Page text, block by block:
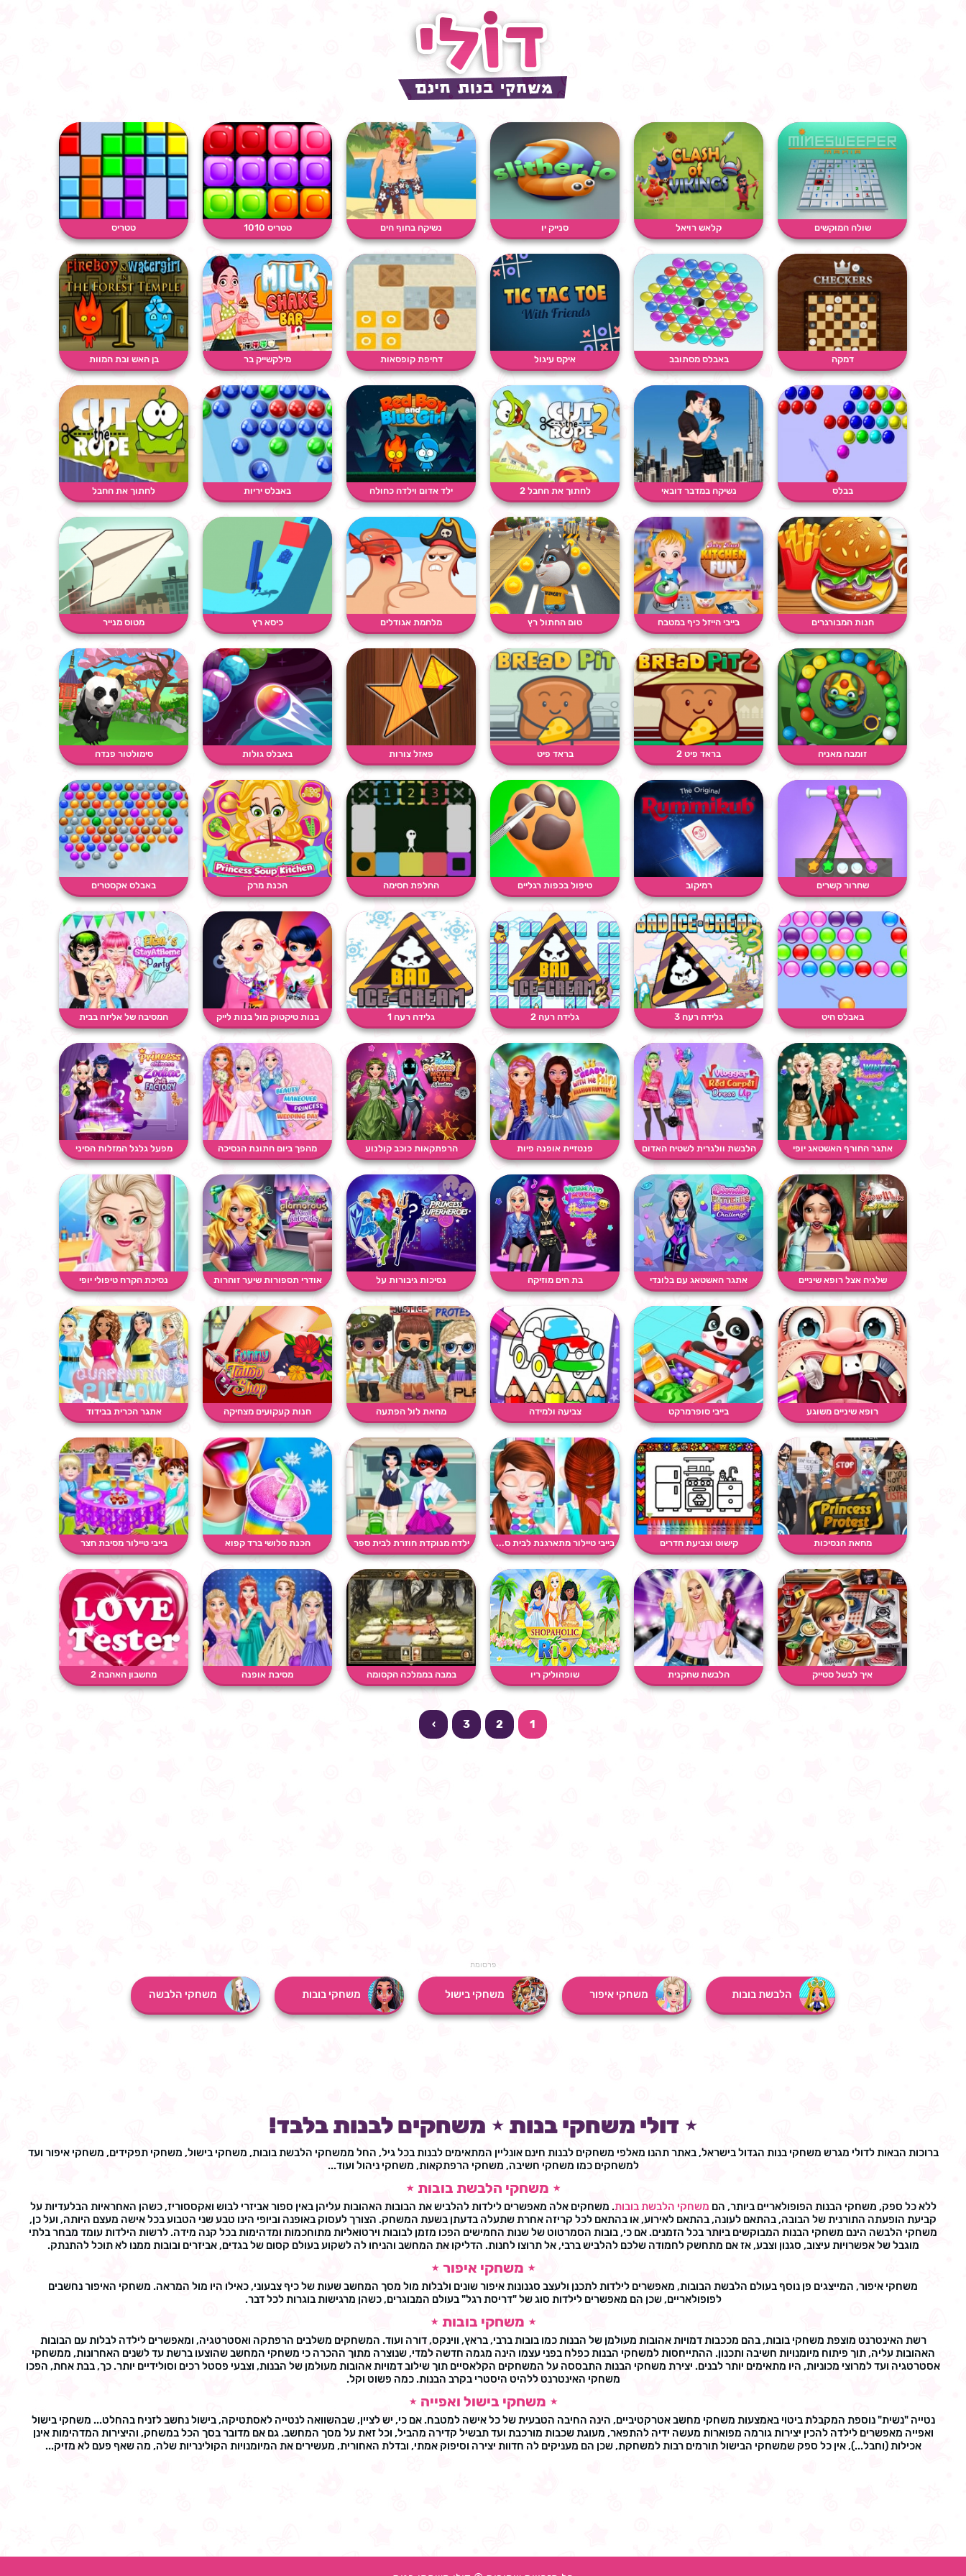
שולה המוקשים קלאש רויאל סנייק יו נשיקה בחוף הים טטריס 1010 טטריס
דמקה באבלס מסתובב איקס עיגול דחיפת קופסאות מילקשייק בר בן האש ובת המוות
בבלס נשיקה במדבר דובאי לחתוך את החבל 2 ילד אדום וילדה כחולה באבלס יריות לחתוך את החבל
חנות המבורגרים בייבי הייזל כיף במטבח טום החתול רץ מלחמת אגודלים כיסא רץ מטוס מנייר
זומבה מאניה בראד פיט 2 בראד פיט פאזל צורות באבלס גולות סימולטור פנדה
שחרור קשרים רמיקוב טיפול בכפות רגליים החלפת חסימה הכנת מרק באבלס אקסטרים
באבלס היט גלידה רעה 3 גלידה רעה 2 גלידה רעה 1 בנות טיקטוק מול בנות לייק המסיבה של אליזה בבית
אתגר החורף האשטאג יופי הלבשת וולגרית לשטיח האדום פנטזיית אופנה פיות
הרפתקאות כוכב קולנוע
נסיכו�...
מהפך ביום חתונת הנסיכה מפעל גלגל המזלות הסיני
שלגיה אצל רופא שיניים אתגר האשטאג עם בלונדי בת הים מוזיקה נסיכות גיבורות על אודרי תספורות שיער זוהרות נסיכת הקרח טיפולי יופי
רופא שיניים משוגע בייבי סופרמרקט צביעה ולמידה מחאת לול הפתעה חנות קעקועים מצחיקה אתגר הכרית בבידוד
מחאת הנסיכות קישוט וצביעת חדרים בייבי טיילור מתארגנת לבית ס... ילדה מנוקדת חוזרת לבית ספר הכנת סלושי ברד קפוא בייבי טיילור מסיבת חצר
איך לבשל סטייק הלבשת שחקנית שופהוליק ריו במבה בממלכה הקסומה מסיבת אופנה מחשבון האהבה 2
1
2
3
›
פרסומת
הלבשת בובות משחקי איפור משחקי בישול משחקי בובות משחקי הלבשה
⋆ דולי משחקי בנות ⋆ משחקים לבנות בלבד!
ברוכות הבאות לדולי מגרש משחקי בנות הגדול בישראל, באתר תהנו מאלפי משחקים לבנות חינם אונליין המתאימים לבנות בכל גיל, החל ממשחקי הלבשת בובות, משחקי בישול, משחקי תפקידים, משחקי איפור ועד
למשחקים כמו משחקי חשיבה, משחקי הרפתקאות, משחקי ניהול ועוד...
⋆ משחקי הלבשת בובות ⋆
ללא כל ספק, משחקי הבנות הפופולאריים ביותר, הם משחקי הלבשת בובות. משחקים אלה מאפשרים לילדות להלביש את הבובות האהובות עליהן באין ספור אביזרי לבוש ואקססוריז, כשהן האחראיות הבלעדיות על
קביעת הופעתה התורנית של הבובה, בהתאם לעונה, בהתאם לאירוע, או בהתאם לכל קריזה אחרת שתעלה בדעתן בשעת המשחק. הצורך לעסוק באופנה וביופי הינו טבע שני הטבוע בכל אישה מעצם היותה, ועל כן,
משחקי הלבשה הינם משחקי הבנות המבוקשים ביותר בכל הזמנים. אם כי, בובות הסמרטוט של שנות החמישים הפכו מזמן לבובות וירטואליות מתוחכמות ומדהימות בכל קנה מידה. לרשות הילדות עומד מבחר בלתי
מוגבל של אפשרויות עיצוב, סגנון וצבע, אז אם מתחשק לחמודה שלכם להלביש ברבי, אל תרוצו לחנות. הדליקו את המחשב והניחו לה לשקוע בעולם קסום של בגדים, אביזרים ובובות ממנו לא תוכל להתנתק.
⋆ משחקי איפור ⋆
משחקי איפור, המייצגים פן נוסף בעולם הלבשת הבובות, מאפשרים לילדות לתכנן ולעצב סגנונות איפור שונים ולבלות מול מסך המחשב שעות של כיף צבעוני, כאילו היו מול המראה. משחקי האיפור נחשבים
לפופולאריים, שכן הם מאפשרים לילדות סוג של "דריסת רגל" בעולם המבוגרים, כשהן מרגישות בוגרות לכל דבר.
⋆ משחקי בובות ⋆
רשת האינטרנט מוצפת משחקי בובות, בהם מככבות דמויות אהובות מעולמן של הבנות כמו בובות ברבי, בראץ, ווינקס, דורה ועוד. המשחקים משלבים הרפתקה ואסטרטגיה, ומאפשרים לילדה לבלות עם הבובות
האהובות עליה, תוך פיתוח מיומנויות חשיבה ותכנון. ההתייחסות למשחקי הבנות כפלח בפני עצמו הינה מגמה חדשה למדי, שנוצרה מתוך ההכרה כי משחקי המחשב שהוצעו ברשת עד לשנים האחרונות, ממשחקי
אסטרטגיה ועד למרוצי מכוניות, היו מתאימים יותר לבנים. יצירת משחקי הבנות התבססה על המשחקים הקלאסיים תוך שילוב דמויות אהובות מעולמן של הבנות, וצבעי פסטל רכים וסולידיים יותר. כך, בבת אחת, הפכו
משחקי האינטרנט ללהיט היסטרי בקרב הבנות. כמה פשוט וקל.
⋆ משחקי בישול ואפייה ⋆
נטייה "נשית" נוספת המקבלת ביטוי באמצעות משחקי מחשב אטרקטיביים, הינה החיבה הטבעית של כל אישה למטבח. אם כי, יש לציין, שבהשוואה לנטייה לאסתטיקה, בישול נחשב לזניח בהחלט... משחקי בישול
ואפייה מאפשרים לילדה להכין יצירות גורמה מפוארות מעשה ידיה להתפאר, מעוגת שכבות מורכבת ועד תבשיל קדירה מהביל, וכל זאת על מסך המחשב. גם אם מדובר בסך הכל במשחק, והיצירות המדהימות אינן
אכילות (וחבל...), אין כל ספק שמשחקי הבישול תורמים רבות למשחקת, שכן הם מעניקים לה חדוות יצירה וסיפוק אמתי, ובדלת האחורית, מעשירים את המיומנויות הקולינריות שלה, מה שאף פעם לא מזיק...